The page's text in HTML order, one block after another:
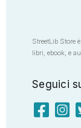
StreetLib Store
libri, ebook, e
Seguici